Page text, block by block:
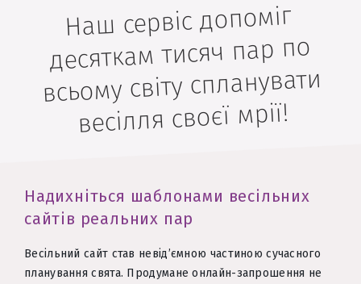
Наш сервіс допоміг
десяткам тисяч пар по
всьому світу спланувати
весілля своєї мрії!
Надихніться шаблонами весільних
сайтів реальних пар
Весільний сайт став невід’ємною частиною сучасного
планування свята. Продумане онлайн-запрошення не